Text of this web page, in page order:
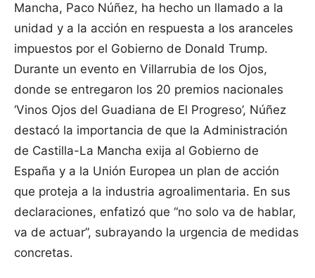
Mancha, Paco Núñez, ha hecho un llamado a la
unidad y a la acción en respuesta a los aranceles
impuestos por el Gobierno de Donald Trump.
Durante un evento en Villarrubia de los Ojos,
donde se entregaron los 20 premios nacionales
‘Vinos Ojos del Guadiana de El Progreso’, Núñez
destacó la importancia de que la Administración
de Castilla-La Mancha exija al Gobierno de
España y a la Unión Europea un plan de acción
que proteja a la industria agroalimentaria. En sus
declaraciones, enfatizó que “no solo va de hablar,
va de actuar”, subrayando la urgencia de medidas
concretas.